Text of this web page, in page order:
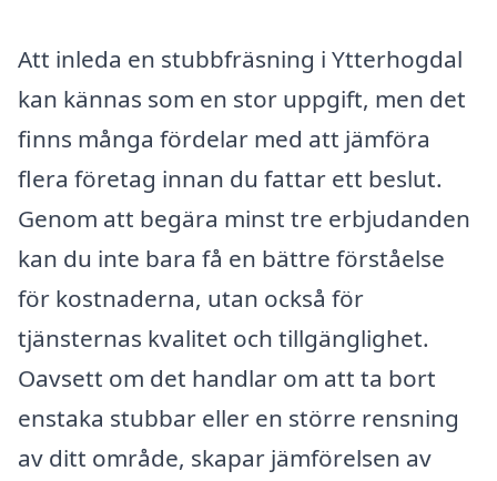
Att inleda en stubbfräsning i Ytterhogdal
kan kännas som en stor uppgift, men det
finns många fördelar med att jämföra
flera företag innan du fattar ett beslut.
Genom att begära minst tre erbjudanden
kan du inte bara få en bättre förståelse
för kostnaderna, utan också för
tjänsternas kvalitet och tillgänglighet.
Oavsett om det handlar om att ta bort
enstaka stubbar eller en större rensning
av ditt område, skapar jämförelsen av